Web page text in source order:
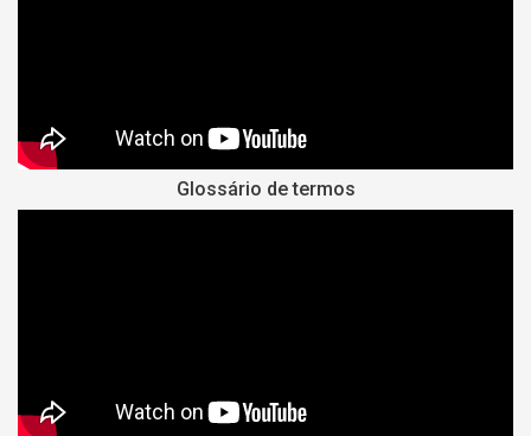
Glossário de termos